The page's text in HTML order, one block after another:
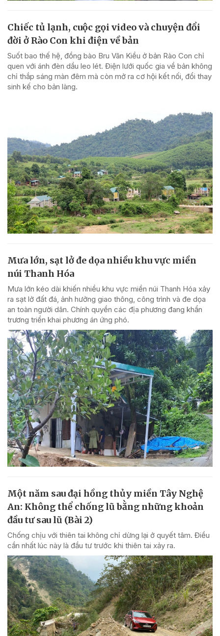
Chiếc tủ lạnh, cuộc gọi video và chuyện đổi
đời ở Rào Con khi điện về bản
Suốt bao thế hệ, đồng bào Bru Vân Kiều ở bản Rào Con chỉ
quen với ánh đèn dầu leo lét. Điện lưới quốc gia về bản không
chỉ thắp sáng màn đêm mà còn mở ra cơ hội kết nối, đổi thay
sinh kế cho bản làng.
Mưa lớn, sạt lở đe dọa nhiều khu vực miền
núi Thanh Hóa
Mưa lớn kéo dài khiến nhiều khu vực miền núi Thanh Hóa xảy
ra sạt lở đất đá, ảnh hưởng giao thông, công trình và đe dọa
an toàn người dân. Chính quyền các địa phương đang khẩn
trương triển khai phương án ứng phó.
Một năm sau đại hồng thủy miền Tây Nghệ
An: Không thể chống lũ bằng những khoản
đầu tư sau lũ (Bài 2)
Chống chịu với thiên tai không chỉ dừng lại ở quyết tâm. Điều
cần nhất lúc này là đầu tư trước khi thiên tai xảy ra.